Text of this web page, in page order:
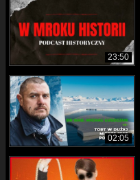
23:50
02:05